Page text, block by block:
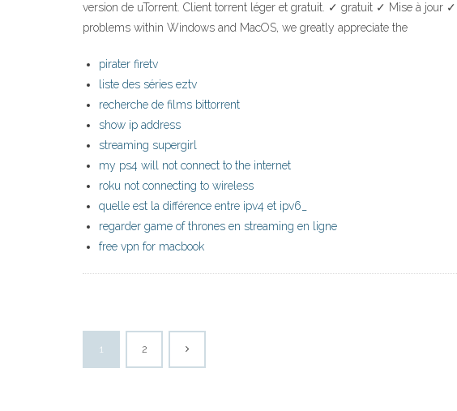
version de uTorrent. Client torrent léger et gratuit. ✓ gratuit ✓ Mise à jour
problems within Windows and MacOS, we greatly appreciate the
pirater firetv
liste des séries eztv
recherche de films bittorrent
show ip address
streaming supergirl
my ps4 will not connect to the internet
roku not connecting to wireless
quelle est la différence entre ipv4 et ipv6_
regarder game of thrones en streaming en ligne
free vpn for macbook
1 2